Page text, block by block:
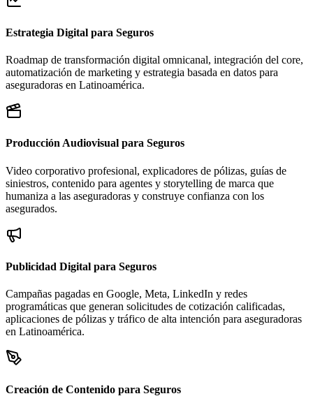
Estrategia Digital para Seguros
Roadmap de transformación digital omnicanal, integración del core,
automatización de marketing y estrategia basada en datos para
aseguradoras en Latinoamérica.
Producción Audiovisual para Seguros
Video corporativo profesional, explicadores de pólizas, guías de
siniestros, contenido para agentes y storytelling de marca que
humaniza a las aseguradoras y construye confianza con los
asegurados.
Publicidad Digital para Seguros
Campañas pagadas en Google, Meta, LinkedIn y redes
programáticas que generan solicitudes de cotización calificadas,
aplicaciones de pólizas y tráfico de alta intención para aseguradoras
en Latinoamérica.
Creación de Contenido para Seguros